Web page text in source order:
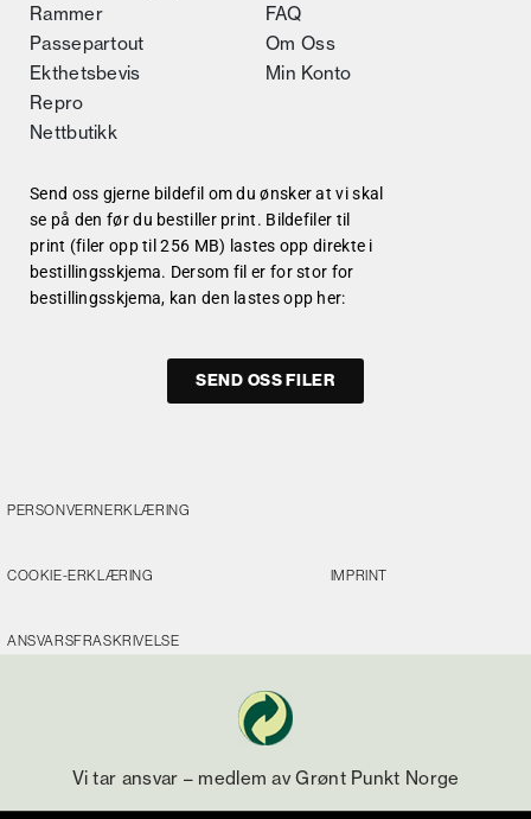
Rammer
Passepartout
Ekthetsbevis
Repro
Nettbutikk
FAQ
Om Oss
Min Konto
Send oss gjerne bildefil om du ønsker at vi skal
se på den før du bestiller print. Bildefiler til
print (filer opp til 256 MB) lastes opp direkte i
bestillingsskjema. Dersom fil er for stor for
bestillingsskjema, kan den lastes opp her:
SEND OSS FILER
PERSONVERNERKLÆRING
COOKIE-ERKLÆRING IMPRINT
ANSVARSFRASKRIVELSE
Vi tar ansvar – medlem av Grønt Punkt Norge